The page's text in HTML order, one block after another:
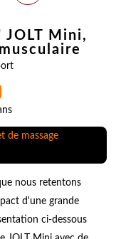
JOLT Mini,
nous retentons
d'une grande
ci-dessous